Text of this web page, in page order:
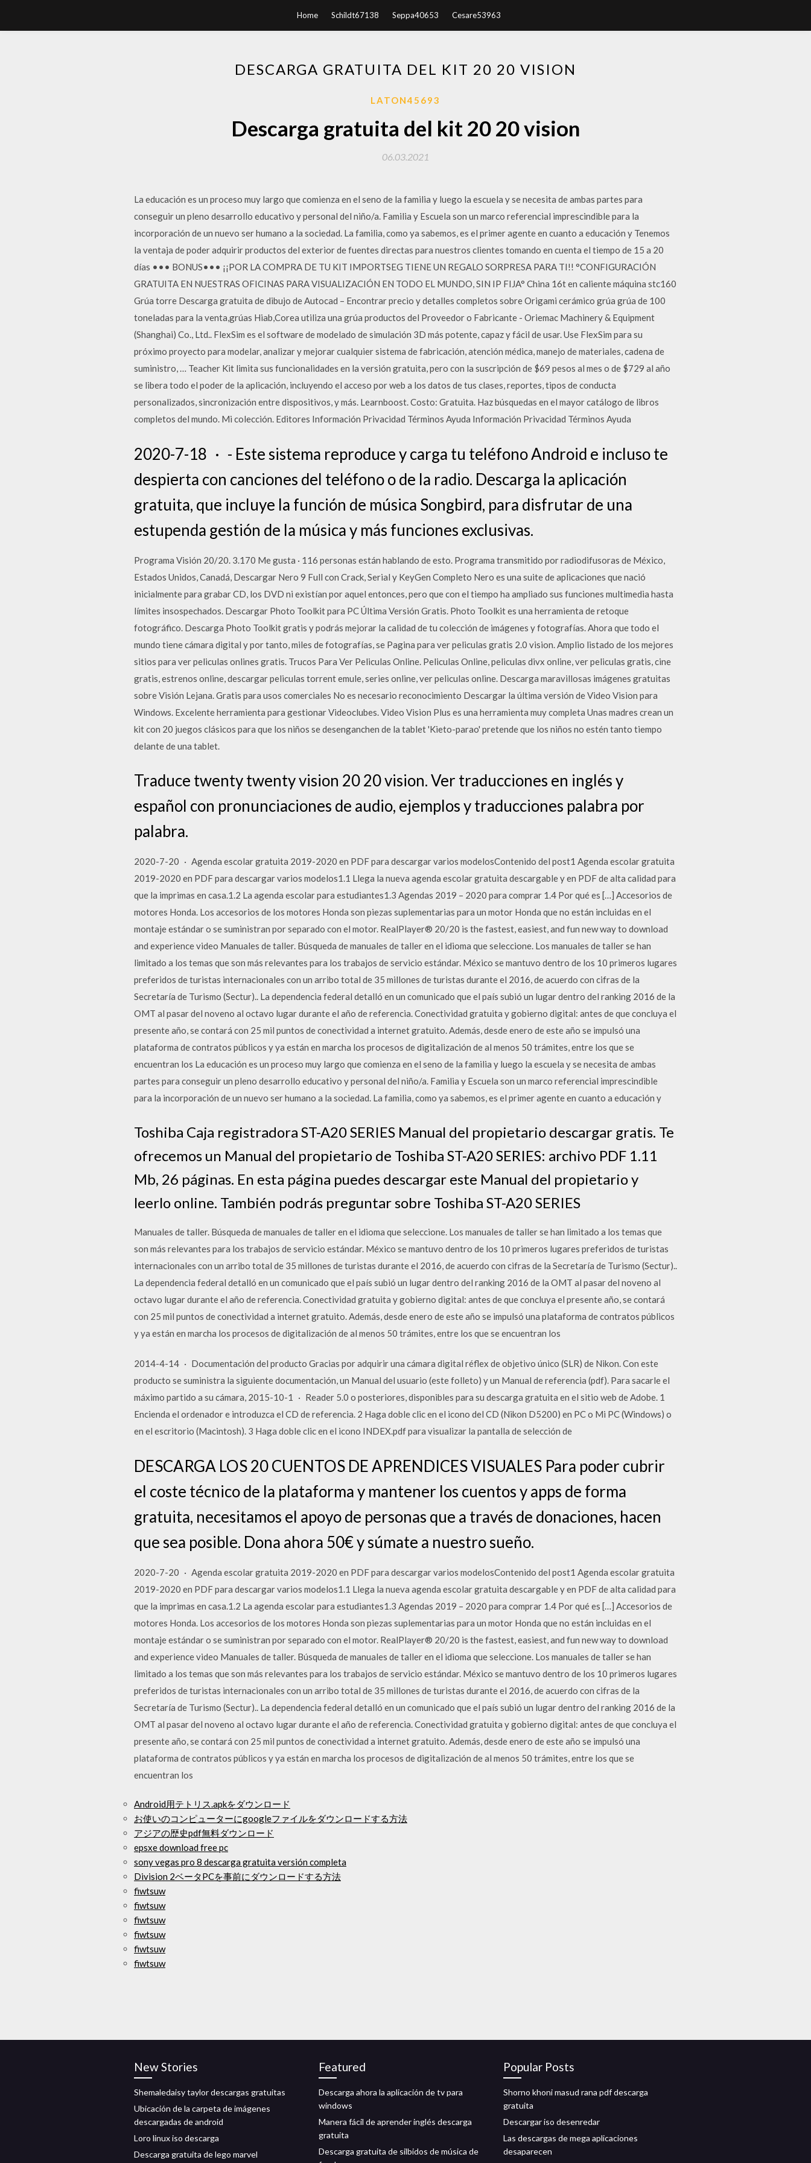
Home Schildt67138 Seppa40653 Cesare53963
DESCARGA GRATUITA DEL KIT 20 20 VISION
LATON45693
Descarga gratuita del kit 20 20 vision
06.03.2021
La educación es un proceso muy largo que comienza en el seno de la familia y luego la escuela y se necesita de ambas partes para
conseguir un pleno desarrollo educativo y personal del niño/a. Familia y Escuela son un marco referencial imprescindible para la
incorporación de un nuevo ser humano a la sociedad. La familia, como ya sabemos, es el primer agente en cuanto a educación y Tenemos
la ventaja de poder adquirir productos del exterior de fuentes directas para nuestros clientes tomando en cuenta el tiempo de 15 a 20
días ••• BONUS••• ¡¡POR LA COMPRA DE TU KIT IMPORTSEG TIENE UN REGALO SORPRESA PARA TI!! °CONFIGURACIÓN
GRATUITA EN NUESTRAS OFICINAS PARA VISUALIZACIÓN EN TODO EL MUNDO, SIN IP FIJA° China 16t en caliente máquina stc160
Grúa torre Descarga gratuita de dibujo de Autocad – Encontrar precio y detalles completos sobre Origami cerámico grúa grúa de 100
toneladas para la venta,grúas Hiab,Corea utiliza una grúa productos del Proveedor o Fabricante - Oriemac Machinery & Equipment
(Shanghai) Co., Ltd.. FlexSim es el software de modelado de simulación 3D más potente, capaz y fácil de usar. Use FlexSim para su
próximo proyecto para modelar, analizar y mejorar cualquier sistema de fabricación, atención médica, manejo de materiales, cadena de
suministro, … Teacher Kit limita sus funcionalidades en la versión gratuita, pero con la suscripción de $69 pesos al mes o de $729 al año
se libera todo el poder de la aplicación, incluyendo el acceso por web a los datos de tus clases, reportes, tipos de conducta
personalizados, sincronización entre dispositivos, y más. Learnboost. Costo: Gratuita. Haz búsquedas en el mayor catálogo de libros
completos del mundo. Mi colección. Editores Información Privacidad Términos Ayuda Información Privacidad Términos Ayuda
2020-7-18 · - Este sistema reproduce y carga tu teléfono Android e incluso te
despierta con canciones del teléfono o de la radio. Descarga la aplicación
gratuita, que incluye la función de música Songbird, para disfrutar de una
estupenda gestión de la música y más funciones exclusivas.
Programa Visión 20/20. 3.170 Me gusta · 116 personas están hablando de esto. Programa transmitido por radiodifusoras de México,
Estados Unidos, Canadá, Descargar Nero 9 Full con Crack, Serial y KeyGen Completo Nero es una suite de aplicaciones que nació
inicialmente para grabar CD, los DVD ni existían por aquel entonces, pero que con el tiempo ha ampliado sus funciones multimedia hasta
límites insospechados. Descargar Photo Toolkit para PC Última Versión Gratis. Photo Toolkit es una herramienta de retoque
fotográfico. Descarga Photo Toolkit gratis y podrás mejorar la calidad de tu colección de imágenes y fotografías. Ahora que todo el
mundo tiene cámara digital y por tanto, miles de fotografías, se Pagina para ver peliculas gratis 2.0 vision. Amplio listado de los mejores
sitios para ver peliculas onlines gratis. Trucos Para Ver Peliculas Online. Peliculas Online, peliculas divx online, ver peliculas gratis, cine
gratis, estrenos online, descargar peliculas torrent emule, series online, ver peliculas online. Descarga maravillosas imágenes gratuitas
sobre Visión Lejana. Gratis para usos comerciales No es necesario reconocimiento Descargar la última versión de Video Vision para
Windows. Excelente herramienta para gestionar Videoclubes. Video Vision Plus es una herramienta muy completa Unas madres crean un
kit con 20 juegos clásicos para que los niños se desenganchen de la tablet 'Kieto-parao' pretende que los niños no estén tanto tiempo
delante de una tablet.
Traduce twenty twenty vision 20 20 vision. Ver traducciones en inglés y
español con pronunciaciones de audio, ejemplos y traducciones palabra por
palabra.
2020-7-20 · Agenda escolar gratuita 2019-2020 en PDF para descargar varios modelosContenido del post1 Agenda escolar gratuita
2019-2020 en PDF para descargar varios modelos1.1 Llega la nueva agenda escolar gratuita descargable y en PDF de alta calidad para
que la imprimas en casa.1.2 La agenda escolar para estudiantes1.3 Agendas 2019 – 2020 para comprar 1.4 Por qué es […] Accesorios de
motores Honda. Los accesorios de los motores Honda son piezas suplementarias para un motor Honda que no están incluidas en el
montaje estándar o se suministran por separado con el motor. RealPlayer® 20/20 is the fastest, easiest, and fun new way to download
and experience video Manuales de taller. Búsqueda de manuales de taller en el idioma que seleccione. Los manuales de taller se han
limitado a los temas que son más relevantes para los trabajos de servicio estándar. México se mantuvo dentro de los 10 primeros lugares
preferidos de turistas internacionales con un arribo total de 35 millones de turistas durante el 2016, de acuerdo con cifras de la
Secretaría de Turismo (Sectur).. La dependencia federal detalló en un comunicado que el país subió un lugar dentro del ranking 2016 de la
OMT al pasar del noveno al octavo lugar durante el año de referencia. Conectividad gratuita y gobierno digital: antes de que concluya el
presente año, se contará con 25 mil puntos de conectividad a internet gratuito. Además, desde enero de este año se impulsó una
plataforma de contratos públicos y ya están en marcha los procesos de digitalización de al menos 50 trámites, entre los que se
encuentran los La educación es un proceso muy largo que comienza en el seno de la familia y luego la escuela y se necesita de ambas
partes para conseguir un pleno desarrollo educativo y personal del niño/a. Familia y Escuela son un marco referencial imprescindible
para la incorporación de un nuevo ser humano a la sociedad. La familia, como ya sabemos, es el primer agente en cuanto a educación y
Toshiba Caja registradora ST-A20 SERIES Manual del propietario descargar gratis. Te
ofrecemos un Manual del propietario de Toshiba ST-A20 SERIES: archivo PDF 1.11
Mb, 26 páginas. En esta página puedes descargar este Manual del propietario y
leerlo online. También podrás preguntar sobre Toshiba ST-A20 SERIES
Manuales de taller. Búsqueda de manuales de taller en el idioma que seleccione. Los manuales de taller se han limitado a los temas que
son más relevantes para los trabajos de servicio estándar. México se mantuvo dentro de los 10 primeros lugares preferidos de turistas
internacionales con un arribo total de 35 millones de turistas durante el 2016, de acuerdo con cifras de la Secretaría de Turismo (Sectur)..
La dependencia federal detalló en un comunicado que el país subió un lugar dentro del ranking 2016 de la OMT al pasar del noveno al
octavo lugar durante el año de referencia. Conectividad gratuita y gobierno digital: antes de que concluya el presente año, se contará
con 25 mil puntos de conectividad a internet gratuito. Además, desde enero de este año se impulsó una plataforma de contratos públicos
y ya están en marcha los procesos de digitalización de al menos 50 trámites, entre los que se encuentran los
2014-4-14 · Documentación del producto Gracias por adquirir una cámara digital réflex de objetivo único (SLR) de Nikon. Con este
producto se suministra la siguiente documentación, un Manual del usuario (este folleto) y un Manual de referencia (pdf). Para sacarle el
máximo partido a su cámara, 2015-10-1 · Reader 5.0 o posteriores, disponibles para su descarga gratuita en el sitio web de Adobe. 1
Encienda el ordenador e introduzca el CD de referencia. 2 Haga doble clic en el icono del CD (Nikon D5200) en PC o Mi PC (Windows) o
en el escritorio (Macintosh). 3 Haga doble clic en el icono INDEX.pdf para visualizar la pantalla de selección de
DESCARGA LOS 20 CUENTOS DE APRENDICES VISUALES Para poder cubrir
el coste técnico de la plataforma y mantener los cuentos y apps de forma
gratuita, necesitamos el apoyo de personas que a través de donaciones, hacen
que sea posible. Dona ahora 50€ y súmate a nuestro sueño.
2020-7-20 · Agenda escolar gratuita 2019-2020 en PDF para descargar varios modelosContenido del post1 Agenda escolar gratuita
2019-2020 en PDF para descargar varios modelos1.1 Llega la nueva agenda escolar gratuita descargable y en PDF de alta calidad para
que la imprimas en casa.1.2 La agenda escolar para estudiantes1.3 Agendas 2019 – 2020 para comprar 1.4 Por qué es […] Accesorios de
motores Honda. Los accesorios de los motores Honda son piezas suplementarias para un motor Honda que no están incluidas en el
montaje estándar o se suministran por separado con el motor. RealPlayer® 20/20 is the fastest, easiest, and fun new way to download
and experience video Manuales de taller. Búsqueda de manuales de taller en el idioma que seleccione. Los manuales de taller se han
limitado a los temas que son más relevantes para los trabajos de servicio estándar. México se mantuvo dentro de los 10 primeros lugares
preferidos de turistas internacionales con un arribo total de 35 millones de turistas durante el 2016, de acuerdo con cifras de la
Secretaría de Turismo (Sectur).. La dependencia federal detalló en un comunicado que el país subió un lugar dentro del ranking 2016 de la
OMT al pasar del noveno al octavo lugar durante el año de referencia. Conectividad gratuita y gobierno digital: antes de que concluya el
presente año, se contará con 25 mil puntos de conectividad a internet gratuito. Además, desde enero de este año se impulsó una
plataforma de contratos públicos y ya están en marcha los procesos de digitalización de al menos 50 trámites, entre los que se
encuentran los
Android用テトリス.apkをダウンロード
お使いのコンピューターにgoogleファイルをダウンロードする方法
アジアの歴史pdf無料ダウンロード
epsxe download free pc
sony vegas pro 8 descarga gratuita versión completa
Division 2ベータPCを事前にダウンロードする方法
fiwtsuw
fiwtsuw
fiwtsuw
fiwtsuw
fiwtsuw
fiwtsuw
New Stories
Shemaledaisy taylor descargas gratuitas
Ubicación de la carpeta de imágenes
descargadas de android
Loro linux iso descarga
Descarga gratuita de lego marvel
Featured
Descarga ahora la aplicación de tv para
windows
Manera fácil de aprender inglés descarga
gratuita
Descarga gratuita de silbidos de música de
Popular Posts
Shorno khoni masud rana pdf descarga
gratuita
Descargar iso desenredar
Las descargas de mega aplicaciones
desaparecen